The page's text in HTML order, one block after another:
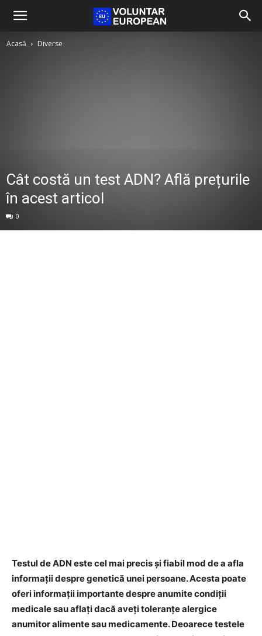
Acasă Diverse
Cât costă un test ADN? Află prețurile
în acest articol
0
Testul de ADN este cel mai precis și fiabil mod de a afla
informații despre genetică unei persoane. Acesta poate
oferi informații importante despre anumite condiții
medicale sau aflați dacă aveți toleranțe alergice
anumitor alimente sau medicamente. Deoarece testele